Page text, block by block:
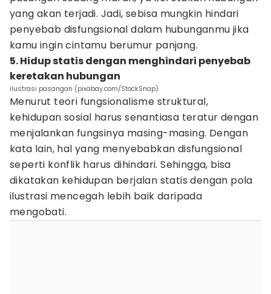
yang akan terjadi. Jadi, sebisa mungkin hindari
penyebab disfungsional dalam hubunganmu jika
kamu ingin cintamu berumur panjang.
5. Hidup statis dengan menghindari penyebab
keretakan hubungan
ilustrasi pasangan (pixabay.com/StockSnap)
Menurut teori fungsionalisme struktural,
kehidupan sosial harus senantiasa teratur dengan
menjalankan fungsinya masing-masing. Dengan
kata lain, hal yang menyebabkan disfungsional
seperti konflik harus dihindari. Sehingga, bisa
dikatakan kehidupan berjalan statis dengan pola
ilustrasi mencegah lebih baik daripada
mengobati.